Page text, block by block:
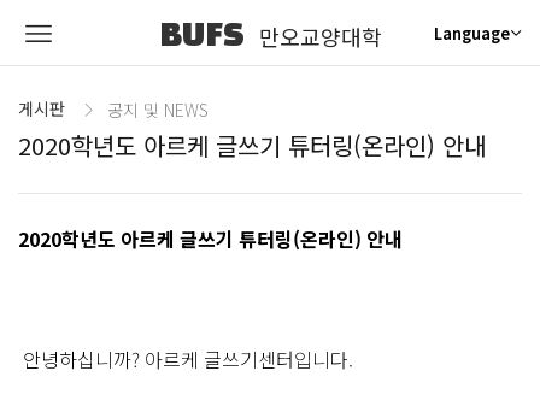
BUFS 만오교양대학 Language
게시판 공지 및 NEWS
2020학년도 아르케 글쓰기 튜터링(온라인) 안내
2020학년도 아르케 글쓰기 튜터링(온라인) 안내
안녕하십니까? 아르케 글쓰기센터입니다.